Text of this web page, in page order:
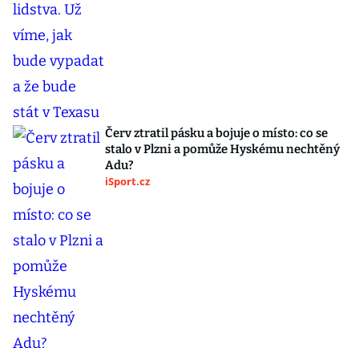
Červ ztratil pásku a bojuje o místo: co se
stalo v Plzni a pomůže Hyskému nechtěný
Adu?
iSport.cz